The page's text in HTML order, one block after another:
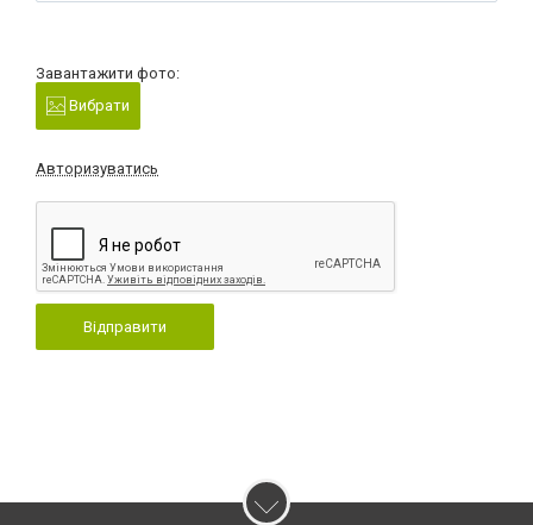
Завантажити фото:
Вибрати
Авторизуватись
Відправити